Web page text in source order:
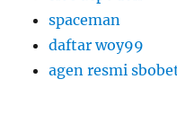
spaceman
daftar woy99
agen resmi